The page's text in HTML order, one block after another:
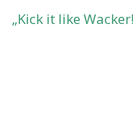
„Kick it like